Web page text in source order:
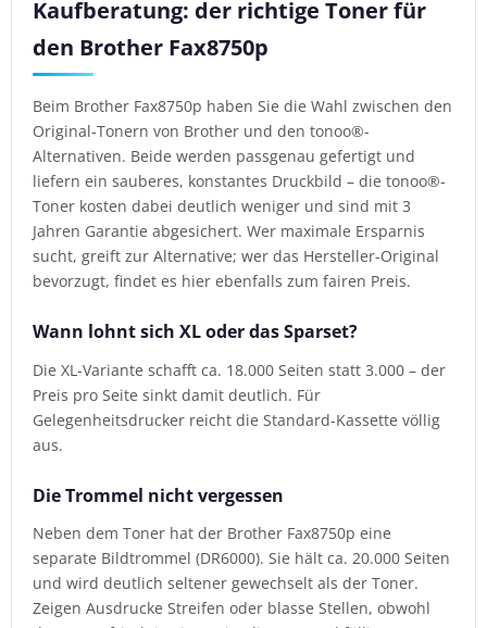
Kaufberatung: der richtige Toner für
den Brother Fax8750p
Beim Brother Fax8750p haben Sie die Wahl zwischen den
Original-Tonern von Brother und den tonoo®-
Alternativen. Beide werden passgenau gefertigt und
liefern ein sauberes, konstantes Druckbild – die tonoo®-
Toner kosten dabei deutlich weniger und sind mit 3
Jahren Garantie abgesichert. Wer maximale Ersparnis
sucht, greift zur Alternative; wer das Hersteller-Original
bevorzugt, findet es hier ebenfalls zum fairen Preis.
Wann lohnt sich XL oder das Sparset?
Die XL-Variante schafft ca. 18.000 Seiten statt 3.000 – der
Preis pro Seite sinkt damit deutlich. Für
Gelegenheitsdrucker reicht die Standard-Kassette völlig
aus.
Die Trommel nicht vergessen
Neben dem Toner hat der Brother Fax8750p eine
separate Bildtrommel (DR6000). Sie hält ca. 20.000 Seiten
und wird deutlich seltener gewechselt als der Toner.
Zeigen Ausdrucke Streifen oder blasse Stellen, obwohl